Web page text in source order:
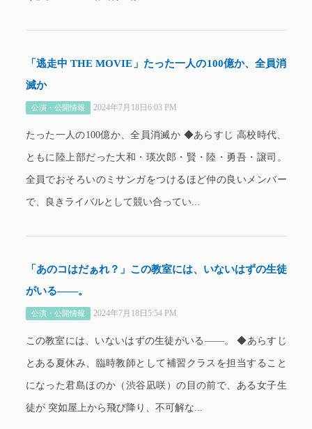
「逃走中 THE MOVIE」たった一人の100億か、全員消
滅か
公演・公開情報 2024年7月18日6:03 PM
たった一人の100億か、全員消滅か ◆あらすじ 高校時代、
ともに陸上部だった大和・瑛次郎・賢・陸・勇吾・譲司。
全員でおそろいのミサンガをつけるほど仲の良いメンバー
で、良きライバルとして競い合ってい...
「あのコはだぁれ？」この教室には、いないはずの生徒
がいる――。
公演・公開情報 2024年7月18日5:54 PM
この教室には、いないはずの生徒がいる――。 ◆あらすじ
とある夏休み、臨時教師として補習クラスを担当すること
になった君島ほのか（渋谷凪咲）の目の前で、ある女子生
徒が 突如屋上から飛び降り、不可解な...